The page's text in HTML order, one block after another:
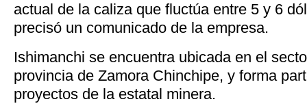
actual de la caliza que fluctúa entre 5 y 6
precisó un comunicado de la empresa.
Ishimanchi se encuentra ubicada en el
provincia de Zamora Chinchipe, y forma
proyectos de la estatal minera.